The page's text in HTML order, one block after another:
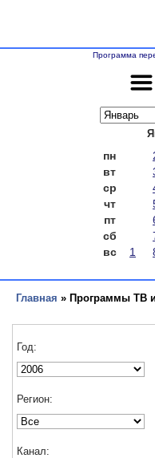
Программа
пн
вт
ср
чт
пт
сб
вс
1
Главная » Программы ТВ
Год:
Регион:
Канал: